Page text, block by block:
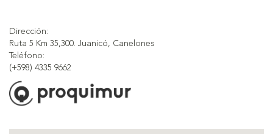
Dirección:
Ruta 5 Km 35,300. Juanicó, Canelones
Teléfono:
(+598) 4335 9662